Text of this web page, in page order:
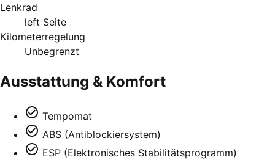
Lenkrad
left Seite
Kilometerregelung
Unbegrenzt
Ausstattung & Komfort
Tempomat
ABS (Antiblockiersystem)
ESP (Elektronisches Stabilitätsprogramm)